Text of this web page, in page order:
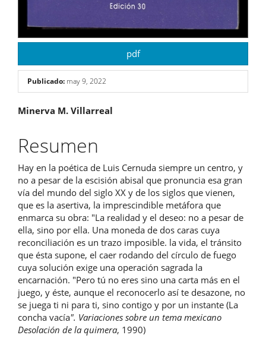
pdf
Publicado: may 9, 2022
Contenido
principal
del
artículo
Minerva M. Villarreal
Resumen
Hay en la poética de Luis Cernuda siempre un centro, y
no a pesar de la escisión abisal que pronuncia esa gran
vía del mundo del siglo XX y de los siglos que vienen,
que es la asertiva, la imprescindible metáfora que
enmarca su obra: "La realidad y el deseo: no a pesar de
ella, sino por ella. Una moneda de dos caras cuya
reconciliación es un trazo imposible. la vida, el tránsito
que ésta supone, el caer rodando del círculo de fuego
cuya solución exige una operación sagrada la
encarnación. "Pero tú no eres sino una carta más en el
juego, y éste, aunque el reconocerlo así te desazone, no
se juega ti ni para ti, sino contigo y por un instante (La
concha vacía". Variaciones sobre un tema mexicano
Desolación de la quimera, 1990)